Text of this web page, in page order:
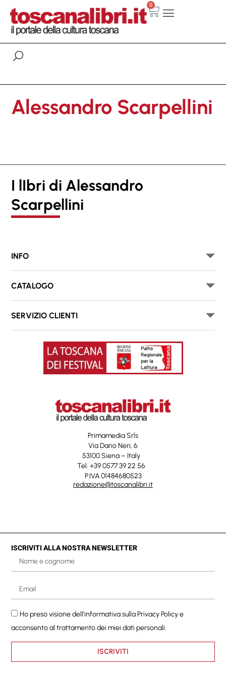
0
Alessandro Scarpellini
I lIbri di Alessandro
Scarpellini
INFO
CATALOGO
SERVIZIO CLIENTI
Primamedia Srls
Via Dario Neri, 6
53100 Siena – Italy
Tel. +39 0577 39 22 56
P.IVA 01484680523
redazione@toscanalibri.it
ISCRIVITI ALLA NOSTRA NEWSLETTER
Ho preso visione dell'informativa sullaPrivacy Policye
acconsento al trattamento dei miei dati personali.
ISCRIVITI